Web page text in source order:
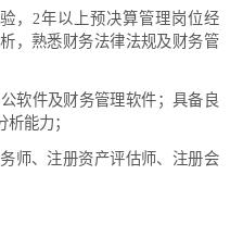
2年以上预决算管理岗位经
，熟悉财务法律法规及财务管
件及财务管理软件；具备良
能力；
、注册资产评估师、注册会